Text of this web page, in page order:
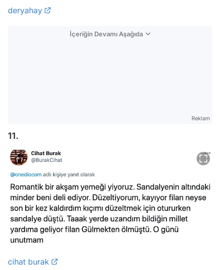
deryahay
İçeriğin Devamı Aşağıda
Reklam
11.
cihat burak